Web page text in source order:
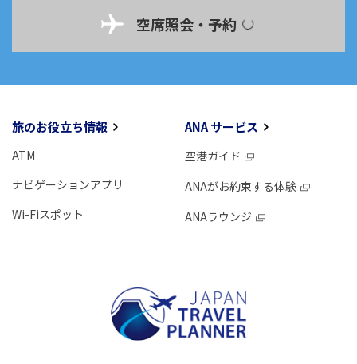
空席照会・予約
旅のお役立ち情報
ATM
ナビゲーションアプリ
Wi-Fiスポット
ANA サービス
空港ガイド
ANAがお約束する体験
ANAラウンジ